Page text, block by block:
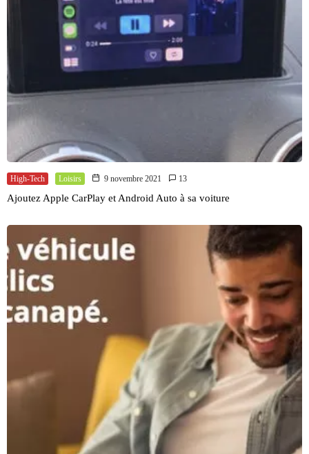
High-Tech Loisirs 9 novembre 2021 13
Ajoutez Apple CarPlay et Android Auto à sa voiture